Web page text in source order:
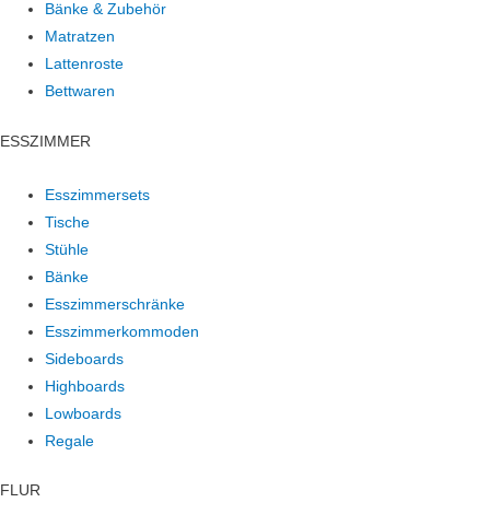
Bänke & Zubehör
Matratzen
Lattenroste
Bettwaren
ESSZIMMER
Esszimmersets
Tische
Stühle
Bänke
Esszimmerschränke
Esszimmerkommoden
Sideboards
Highboards
Lowboards
Regale
FLUR